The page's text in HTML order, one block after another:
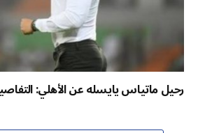
رحيل ماتياس يايسله عن الأهلي: